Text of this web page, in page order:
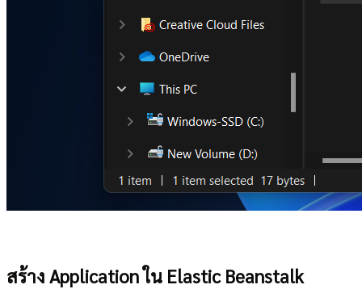
สร้าง Application ใน Elastic Beanstalk